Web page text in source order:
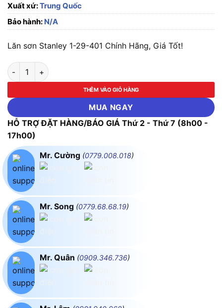
Xuất xứ:Trung Quốc
Bảo hành: N/A
Lăn sơn Stanley 1-29-401 Chính Hãng, Giá Tốt!
Lăn sơn Stanley 1-29-401 số lượng
THÊM VÀO GIỎ HÀNG
MUA NGAY
HỖ TRỢ ĐẶT HÀNG/BÁO GIÁ Thứ 2 - Thứ 7 (8h00 -
17h00)
Mr. Cường (0779.008.018)
Mr. Song (0779.68.68.19)
Mr. Quân (0909.346.736)